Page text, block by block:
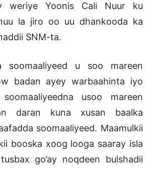
weriye Yoonis Cali Nuur ku
la jiro oo uu dhankooda ka
SNM-ta.
soomaaliyeed u soo mareen
badan ayey warbaahinta iyo
soomaaliyeedna usoo mareen
daran kuna xusan baalka
soomaaliyeed. Maamulkii
booska xoog looga saaray isla
go’ay noqdeen bulshadii